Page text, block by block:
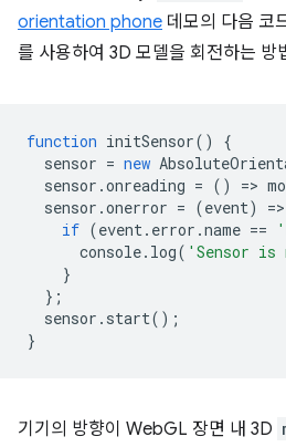
orientation phone 데모의 다음 코
를 사용하여 3D 모델을 회전하는 방
function initSensor()
{
sensor = new
sensor .onreading = () =>
sensor .onerror = (event) =>
if (event . error .name ==
console. log( 'Sensor
}
};
sensor . start();
}
기기의 방향이 WebGL 장면 내 3D